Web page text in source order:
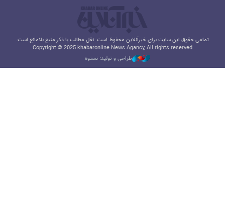
تمامی حقوق این سایت برای خبرآنلاین محفوظ است. نقل مطالب با ذکر منبع بلامانع است.
Copyright © 2025 khabaronline News Agancy, All rights reserved
طراحی و تولید: نستوه